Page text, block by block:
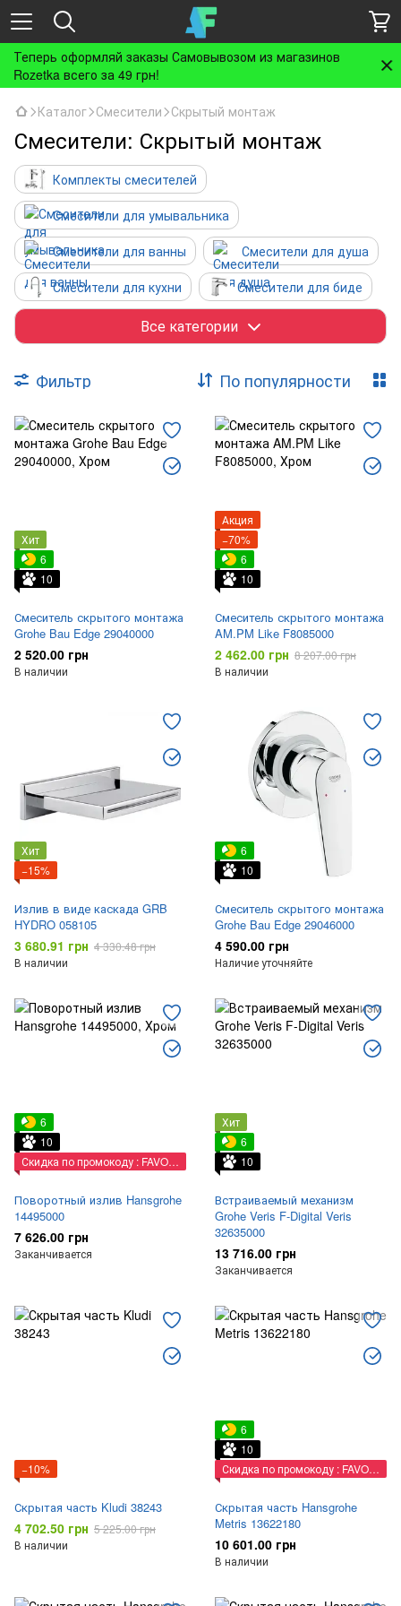
Теперь оформляй заказы Самовывозом из магазинов
Rozetka всего за 49 грн!
Каталог Смесители Скрытый монтаж
Смесители: Скрытый монтаж
Комплекты смесителей
Смесители для умывальника
Смесители для ванны
Смесители для душа
Смесители для кухни
Смесители для биде
Гигиенические души
Монокраны
Скрытый монтаж
Аксессуары для смесителей
Краны-дозаторы
Фонтанчики питьевые
Все категории
Фильтр По популярности
Хит
6
10
Смеситель скрытого монтажа
Grohe Bau Edge 29040000
2 520.00 грн
В наличии
Акция
−70%
6
10
Смеситель скрытого монтажа
AM.PM Like F8085000
2 462.00 грн 8 207.00 грн
В наличии
Хит
−15%
Излив в виде каскада GRB
HYDRO 058105
3 680.91 грн 4 330.48 грн
В наличии
6
10
Смеситель скрытого монтажа
Grohe Bau Edge 29046000
4 590.00 грн
Наличие уточняйте
6
10
Скидка по промокоду : FAVORIT
Поворотный излив Hansgrohe
14495000
7 626.00 грн
Заканчивается
Хит
6
10
Встраиваемый механизм
Grohe Veris F-Digital Veris
32635000
13 716.00 грн
Заканчивается
−10%
Скрытая часть Kludi 38243
4 702.50 грн 5 225.00 грн
В наличии
6
10
Скидка по промокоду : FAVORIT
Скрытая часть Hansgrohe
Metris 13622180
10 601.00 грн
В наличии